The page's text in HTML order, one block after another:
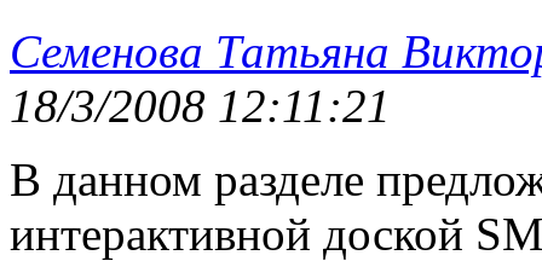
Семенова Татьяна
18/3/2008 12:11:21
В данном разделе
интерактивной доской